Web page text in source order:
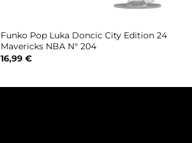
Funko Pop Luka Doncic City Edition 24
Mavericks NBA N° 204
16,99 €